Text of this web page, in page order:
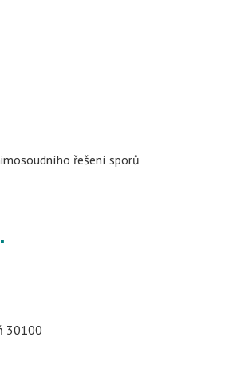
řešení sporů
30100